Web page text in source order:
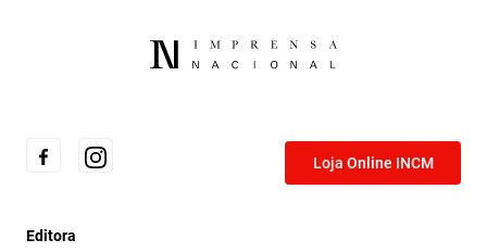
Loja Online INCM
Editora